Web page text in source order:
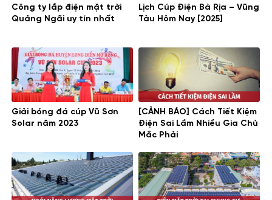
rẻ điện năng lượng mặt trời gia đình điện năng lượng mặt
điện năng lượng mặt trời hòa lưới 3kw điện năng lượng mặt
trời hòa lưới 5kw điện năng lượng mặt trời là gì điện năng
lượng mặt trời mini điện năng lượng mặt trời độc lập
Công ty lắp điện mặt trời
Quảng Ngãi uy tín nhất
Lịch Cúp Điện Bà Rịa – Vũng
Tàu Hôm Nay [2025]
Giải bóng đá cúp Vũ Sơn
Solar năm 2023
[CẢNH BÁO] Cách Tiết Kiệm
Điện Sai Lầm Nhiều Gia Chủ
Mắc Phải